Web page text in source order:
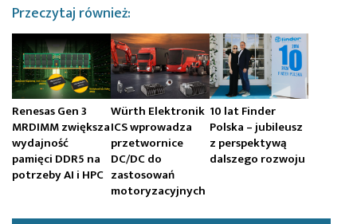
Przeczytaj również:
Renesas Gen 3
MRDIMM zwiększa
wydajność
pamięci DDR5 na
potrzeby AI i HPC
Würth Elektronik
ICS wprowadza
przetwornice
DC/DC do
zastosowań
motoryzacyjnych
10 lat Finder
Polska – jubileusz
z perspektywą
dalszego rozwoju